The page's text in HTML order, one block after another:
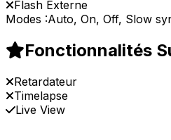
Flash Externe
Modes :Auto, On, Off, Slow
Fonctionnalités
Retardateur
Timelapse
Live View